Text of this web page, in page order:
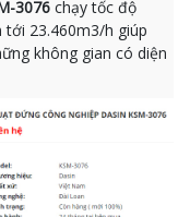
3076 chạy tốc độ
23.460m3/h giúp
không gian có diện